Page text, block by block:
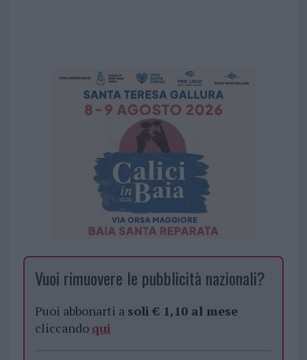
Vuoi rimuovere le pubblicità nazionali?
Puoi abbonarti a soli € 1,10 al mese
cliccando qui